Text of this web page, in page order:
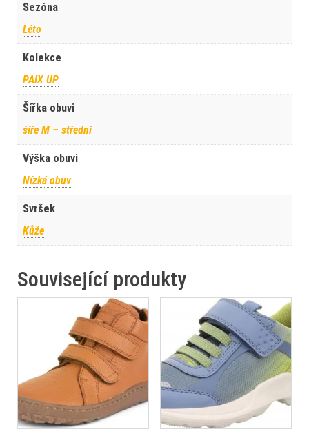
Sezóna
Léto
Kolekce
PAIX UP
Šířka obuvi
šíře M – střední
Výška obuvi
Nízká obuv
Svršek
Kůže
Související produkty